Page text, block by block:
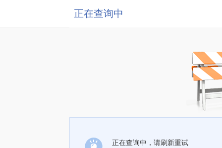
正在查询中
正在查询中，请刷新重试